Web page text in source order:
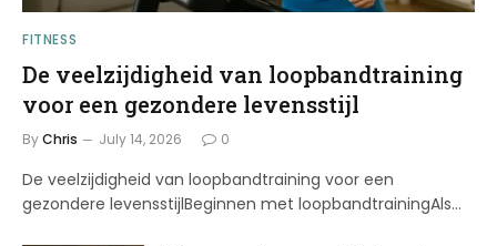
FITNESS
De veelzijdigheid van loopbandtraining
voor een gezondere levensstijl
ByChris July 14, 2026 0
De veelzijdigheid van loopbandtraining voor een
gezondere levensstijlBeginnen met loopbandtrainingAls…